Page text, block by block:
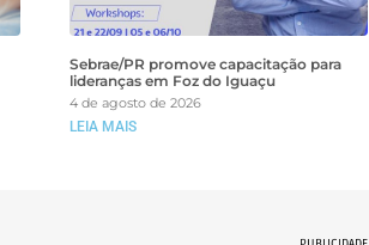
Sebrae/PR promove capacitação para
lideranças em Foz do Iguaçu
4 de agosto de 2026
LEIA MAIS